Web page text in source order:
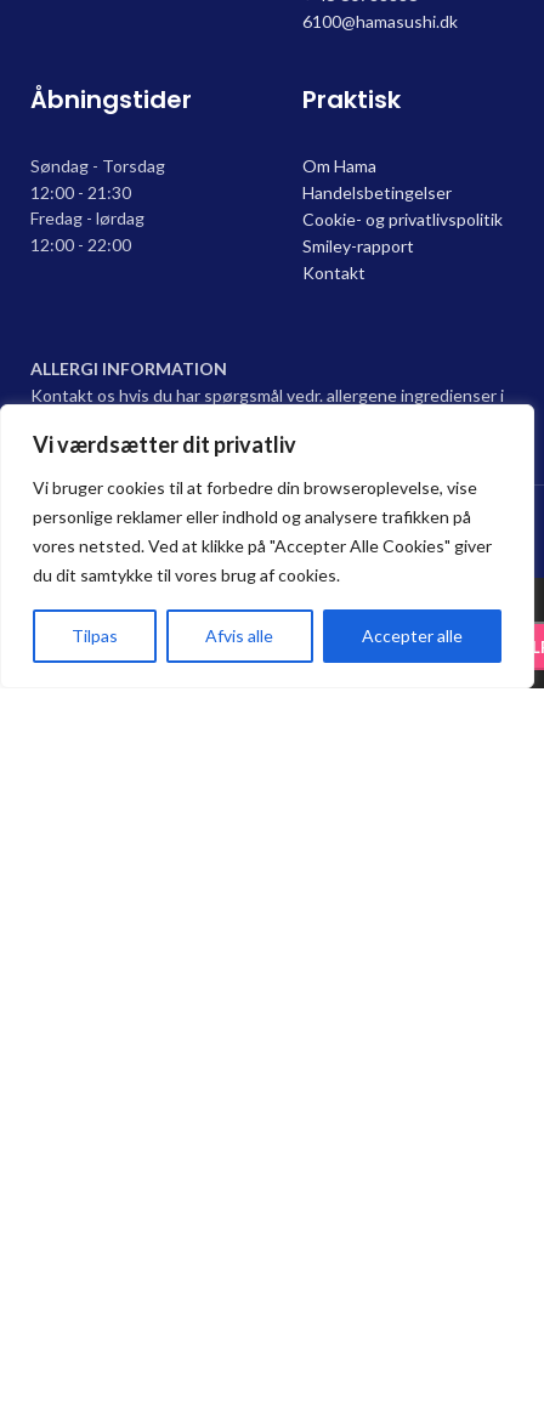
Vi værdsætter dit privatliv
Vi bruger cookies til at forbedre din browseroplevelse, vise
personlige reklamer eller indhold og analysere trafikken på
vores netsted. Ved at klikke på "Accepter Alle Cookies" giver
du dit samtykke til vores brug af cookies.
Tilpas Afvis alle Accepter alle
6100@hamasushi.dk
Åbningstider
Søndag - Torsdag
12:00 - 21:30
Fredag - lørdag
12:00 - 22:00
Praktisk
Om Hama
Handelsbetingelser
Cookie- og privatlivspolitik
Smiley-rapport
Kontakt
ALLERGI INFORMATION
Kontakt os hvis du har spørgsmål vedr. allergene ingredienser i
Hama sushi Restaurant @ 2024 | Powered byNemBestil ApS
23.
Kammusling 35.00kr.29.75 - +